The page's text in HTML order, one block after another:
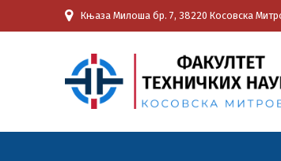
Књаза Милоша бр. 7, 38220 Косовска